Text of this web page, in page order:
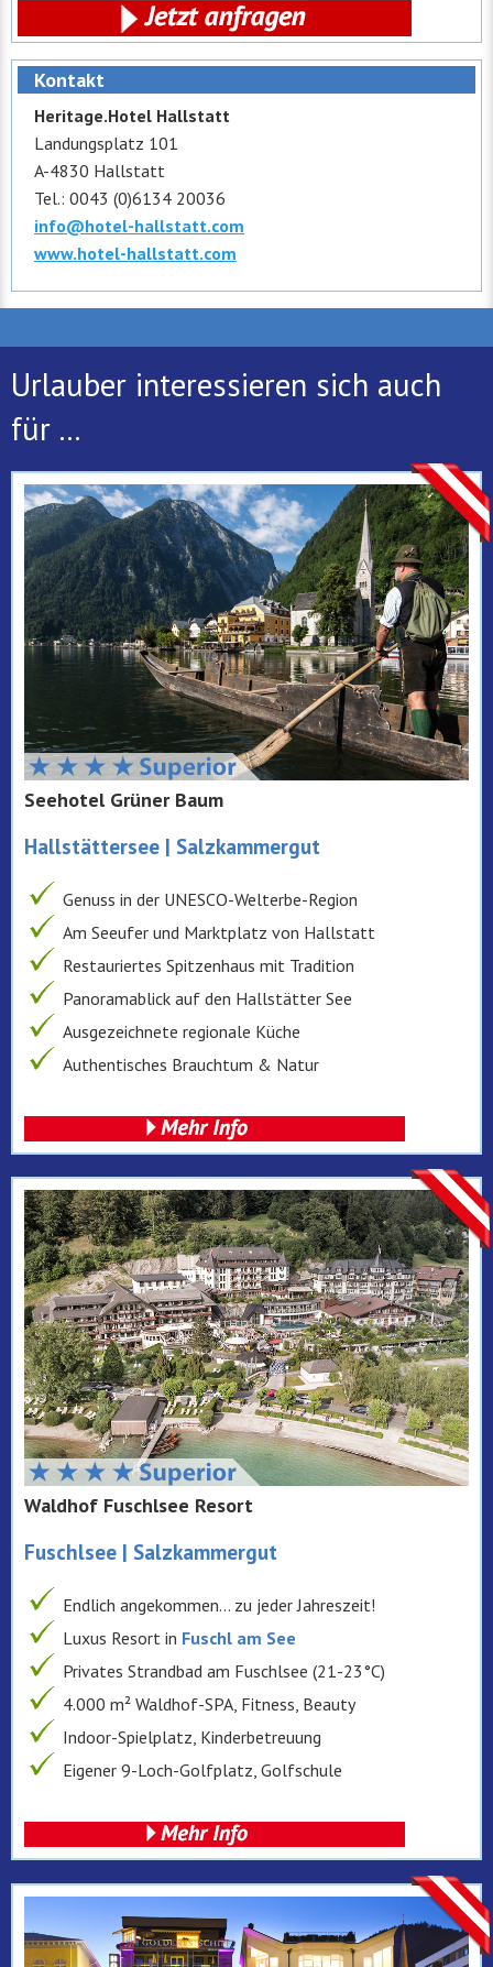
Kontakt
Heritage.Hotel Hallstatt
Landungsplatz 101
A-4830 Hallstatt
Tel.: 0043 (0)6134 20036
info@hotel-hallstatt.com
www.hotel-hallstatt.com
Urlauber interessieren sich auch
für ...
Seehotel Grüner Baum
Hallstättersee | Salzkammergut
Genuss in der UNESCO-Welterbe-Region
Am Seeufer und Marktplatz von Hallstatt
Restauriertes Spitzenhaus mit Tradition
Panoramablick auf den Hallstätter See
Ausgezeichnete regionale Küche
Authentisches Brauchtum & Natur
Waldhof Fuschlsee Resort
Fuschlsee | Salzkammergut
Endlich angekommen… zu jeder Jahreszeit!
Luxus Resort in Fuschl am See
Privates Strandbad am Fuschlsee (21-23°C)
4.000 m² Waldhof-SPA, Fitness, Beauty
Indoor-Spielplatz, Kinderbetreuung
Eigener 9-Loch-Golfplatz, Golfschule